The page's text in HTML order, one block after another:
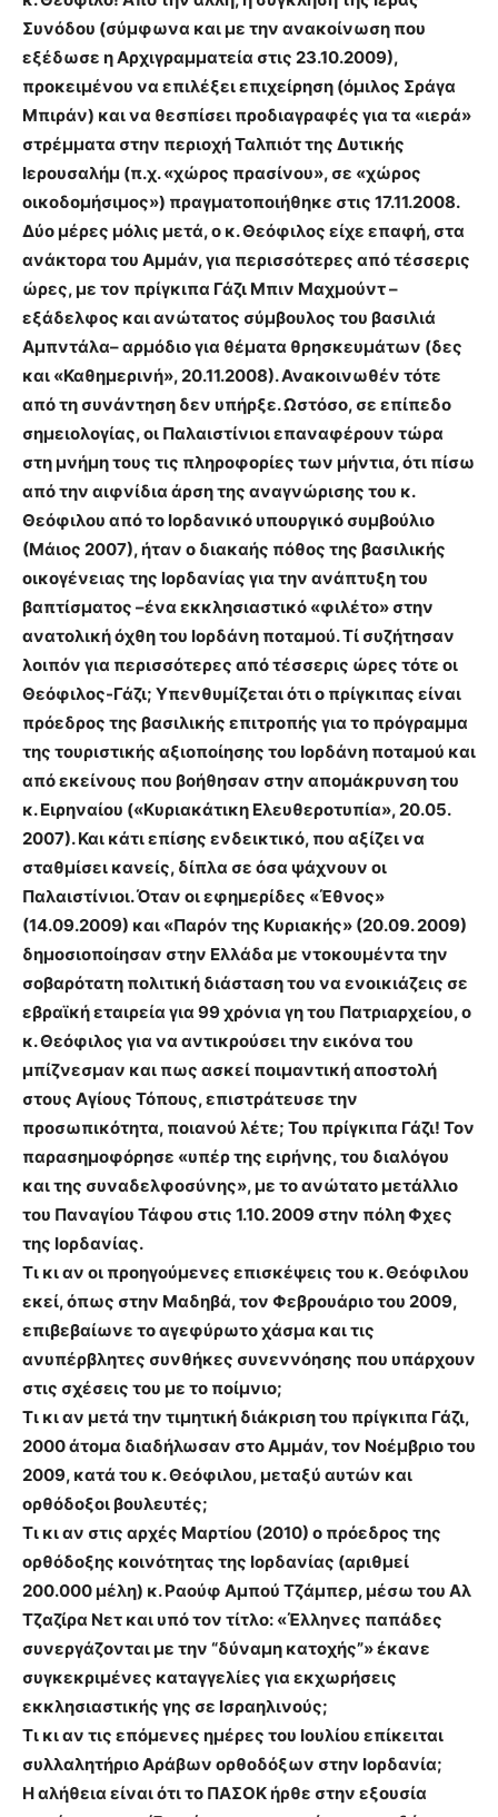
Συνόδου (σύμφωνα και με την ανακοίνωση που
εξέδωσε η Αρχιγραμματεία στις 23.10.2009),
προκειμένου να επιλέξει επιχείρηση (όμιλος Σράγα
Μπιράν) και να θεσπίσει προδιαγραφές για τα «ιερά»
στρέμματα στην περιοχή Ταλπιότ της Δυτικής
Ιερουσαλήμ (π.χ. «χώρος πρασίνου», σε «χώρος
οικοδομήσιμος») πραγματοποιήθηκε στις 17.11.2008.
Δύο μέρες μόλις μετά, ο κ. Θεόφιλος είχε επαφή, στα
ανάκτορα του Αμμάν, για περισσότερες από τέσσερις
ώρες, με τον πρίγκιπα Γάζι Μπιν Μαχμούντ –
εξάδελφος και ανώτατος σύμβουλος του βασιλιά
Αμπντάλα– αρμόδιο για θέματα θρησκευμάτων (δες
και «Καθημερινή», 20.11.2008). Ανακοινωθέν τότε
από τη συνάντηση δεν υπήρξε. Ωστόσο, σε επίπεδο
σημειολογίας, οι Παλαιστίνιοι επαναφέρουν τώρα
στη μνήμη τους τις πληροφορίες των μήντια, ότι πίσω
από την αιφνίδια άρση της αναγνώρισης του κ.
Θεόφιλου από το Ιορδανικό υπουργικό συμβούλιο
(Μάιος 2007), ήταν ο διακαής πόθος της βασιλικής
οικογένειας της Ιορδανίας για την ανάπτυξη του
βαπτίσματος –ένα εκκλησιαστικό «φιλέτο» στην
ανατολική όχθη του Ιορδάνη ποταμού. Τί συζήτησαν
λοιπόν για περισσότερες από τέσσερις ώρες τότε οι
Θεόφιλος-Γάζι; Υπενθυμίζεται ότι ο πρίγκιπας είναι
πρόεδρος της βασιλικής επιτροπής για το πρόγραμμα
της τουριστικής αξιοποίησης του Ιορδάνη ποταμού και
από εκείνους που βοήθησαν στην απομάκρυνση του
κ. Ειρηναίου («Κυριακάτικη Ελευθεροτυπία», 20.05.
2007). Και κάτι επίσης ενδεικτικό, που αξίζει να
σταθμίσει κανείς, δίπλα σε όσα ψάχνουν οι
Παλαιστίνιοι. Όταν οι εφημερίδες «Έθνος»
(14.09.2009) και «Παρόν της Κυριακής» (20.09. 2009)
δημοσιοποίησαν στην Ελλάδα με ντοκουμέντα την
σοβαρότατη πολιτική διάσταση του να ενοικιάζεις σε
εβραϊκή εταιρεία για 99 χρόνια γη του Πατριαρχείου, ο
κ. Θεόφιλος για να αντικρούσει την εικόνα του
μπίζνεσμαν και πως ασκεί ποιμαντική αποστολή
στους Αγίους Τόπους, επιστράτευσε την
προσωπικότητα, ποιανού λέτε; Του πρίγκιπα Γάζι! Τον
παρασημοφόρησε «υπέρ της ειρήνης, του διαλόγου
και της συναδελφοσύνης», με το ανώτατο μετάλλιο
του Παναγίου Τάφου στις 1.10. 2009 στην πόλη Φχες
της Ιορδανίας.
Τι κι αν οι προηγούμενες επισκέψεις του κ. Θεόφιλου
εκεί, όπως στην Μαδηβά, τον Φεβρουάριο του 2009,
επιβεβαίωνε το αγεφύρωτο χάσμα και τις
ανυπέρβλητες συνθήκες συνεννόησης που υπάρχουν
στις σχέσεις του με το ποίμνιο;
Τι κι αν μετά την τιμητική διάκριση του πρίγκιπα Γάζι,
2000 άτομα διαδήλωσαν στο Αμμάν, τον Νοέμβριο του
2009, κατά του κ. Θεόφιλου, μεταξύ αυτών και
ορθόδοξοι βουλευτές;
Τι κι αν στις αρχές Μαρτίου (2010) ο πρόεδρος της
ορθόδοξης κοινότητας της Ιορδανίας (αριθμεί
200.000 μέλη) κ. Ραούφ Αμπού Τζάμπερ, μέσω του Αλ
Τζαζίρα Νετ και υπό τον τίτλο: «Έλληνες παπάδες
συνεργάζονται με την “δύναμη κατοχής”» έκανε
συγκεκριμένες καταγγελίες για εκχωρήσεις
εκκλησιαστικής γης σε Ισραηλινούς;
Τι κι αν τις επόμενες ημέρες του Ιουλίου επίκειται
συλλαλητήριο Αράβων ορθοδόξων στην Ιορδανία;
Η αλήθεια είναι ότι το ΠΑΣΟΚ ήρθε στην εξουσία